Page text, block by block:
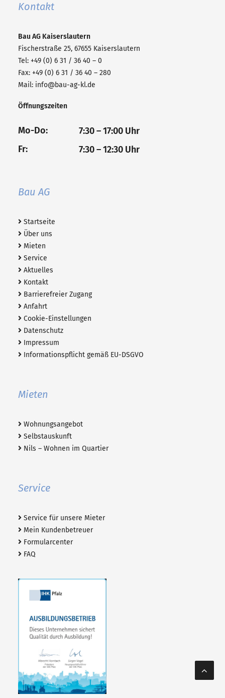
Kontakt
Bau AG Kaiserslautern
Fischerstraße 25, 67655 Kaiserslautern
Tel: +49 (0) 6 31 / 36 40 – 0
Fax: +49 (0) 6 31 / 36 40 – 280
Mail: info@bau-ag-kl.de
Öffnungszeiten
Mo-Do:
7:30 – 17:00 Uhr
Fr:
7:30 – 12:30 Uhr
Bau AG
Startseite
Über uns
Mieten
Service
Aktuelles
Kontakt
Barrierefreier Zugang
Anfahrt
Cookie-Einstellungen
Datenschutz
Impressum
Informationspflicht gemäß EU-DSGVO
Mieten
Wohnungsangebot
Selbstauskunft
Nils – Wohnen im Quartier
Service
Service für unsere Mieter
Mein Kundenbetreuer
Formularcenter
FAQ